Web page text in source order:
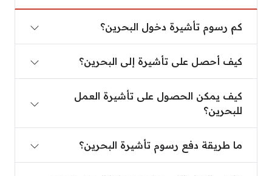
كم رسوم تأشيرة دخول البحرين؟
كيف أحصل على تأشيرة إلى البحرين؟
كيف يمكن الحصول على تأشيرة العمل
للبحرين؟
ما طريقة دفع رسوم تأشيرة البحرين؟